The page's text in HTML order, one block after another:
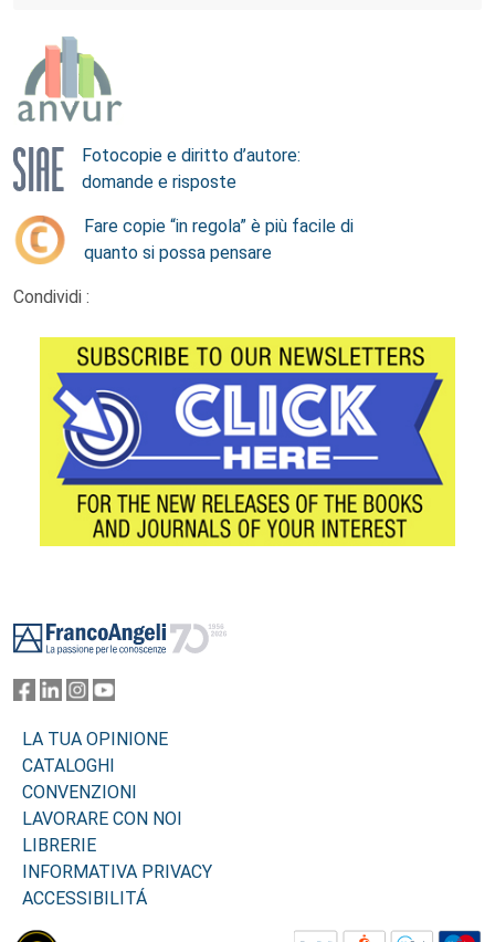
Fotocopie e diritto d’autore:
domande e risposte
Fare copie “in regola” è più facile di
quanto si possa pensare
Condividi :
LA TUA OPINIONE
CATALOGHI
CONVENZIONI
LAVORARE CON NOI
LIBRERIE
INFORMATIVA PRIVACY
ACCESSIBILITÁ